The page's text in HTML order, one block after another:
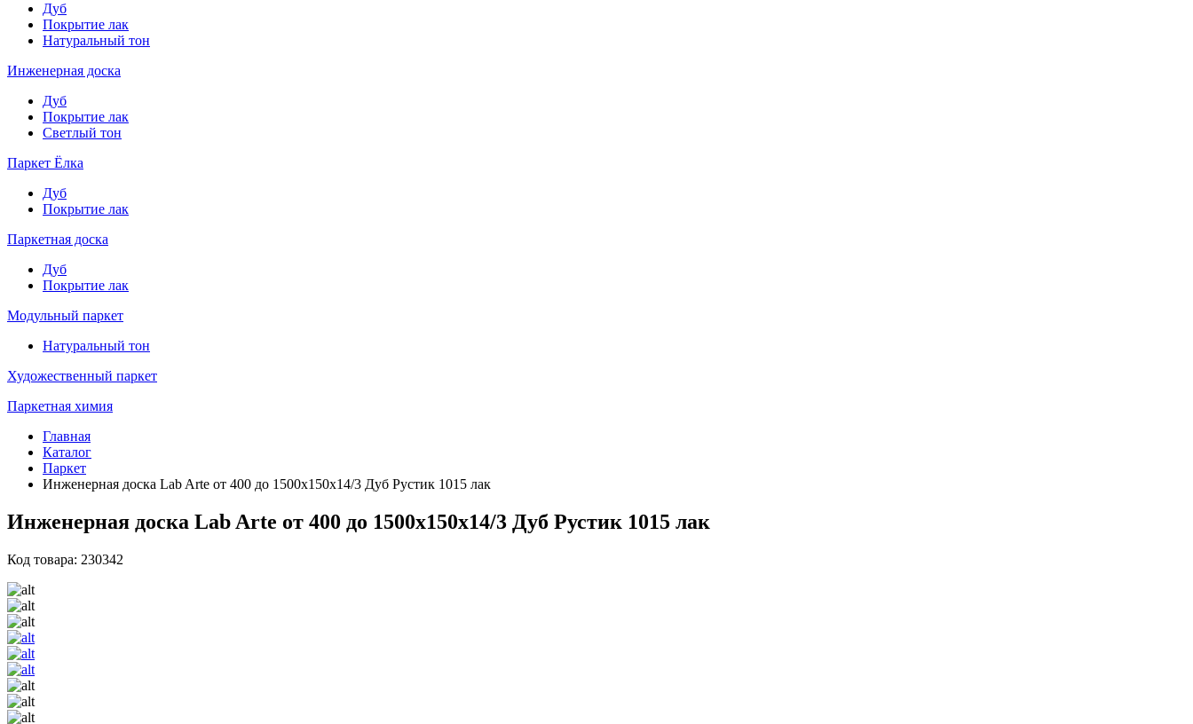
Дуб
Покрытие лак
Натуральный тон
Инженерная доска
Дуб
Покрытие лак
Светлый тон
Паркет Ёлка
Дуб
Покрытие лак
Паркетная доска
Дуб
Покрытие лак
Модульный паркет
Натуральный тон
Художественный паркет
Паркетная химия
Главная
Каталог
Паркет
Инженерная доска Lab Arte от 400 до 1500х150х14/3 Дуб Рустик 1015 лак
Инженерная доска Lab Arte от 400 до 1500х150х14/3 Дуб Рустик 1015 лак
Код товара: 230342